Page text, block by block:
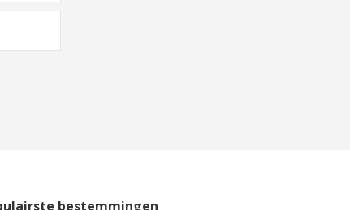
bestemmingen